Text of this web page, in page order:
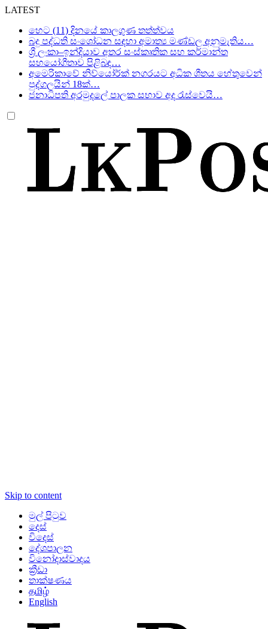
LATEST
හෙට (11) දිනයේ කාලගුණ තත්ත්වය
බදු පද්ධති සංශෝධන සඳහා අමාත්‍ය මණ්ඩල අනුමැතිය…
ශ්‍රී ලංකා–ඉන්දියාව අතර සංස්කෘතික සහ කර්මාන්ත
සහයෝගීතාව පිළිබඳ…
අමෙරිකාවේ නිව්යෝර්ක් නගරයට අධික ශීතය හේතුවෙන්
පුද්ගලයින් 18ක්…
ජනාධිපති අරමුදලේ පාලක සභාව අද රැස්වෙයි…
Skip to content
මුල් පිටුව
දෙස්
විදෙස්
දේශපාලන
විනෝදාස්වාදය
ක්‍රීඩා
තාක්ෂණය
தமிழ்
English